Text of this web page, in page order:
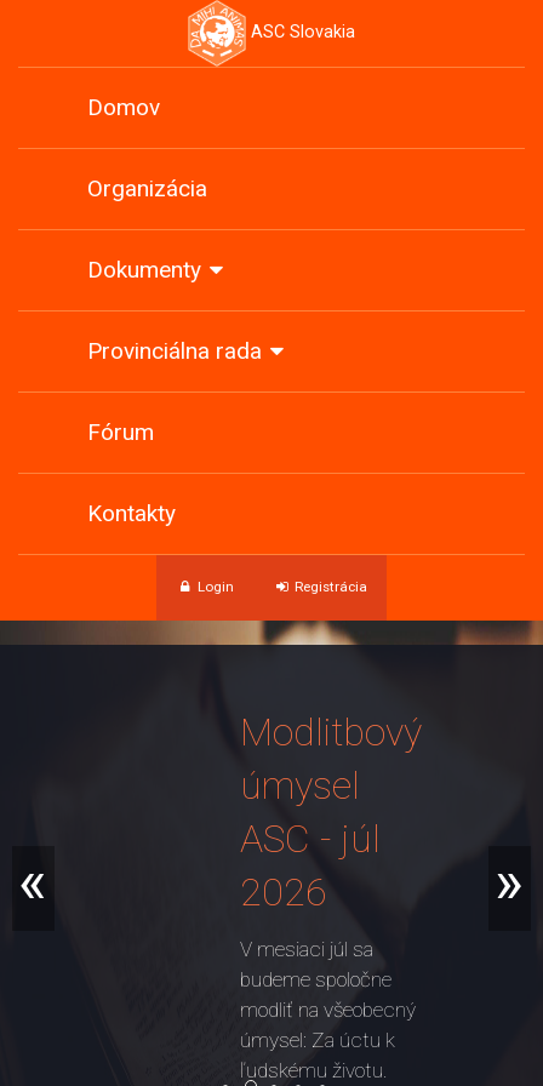
ASC Slovakia
Domov
Organizácia
Dokumenty
Provinciálna rada
Fórum
Kontakty
Login Registrácia
Modlitbový
úmysel
ASC - júl
2026
V mesiaci júl sa
budeme spoločne
modliť na všeobecný
úmysel: Za úctu k
ľudskému životu.
« »